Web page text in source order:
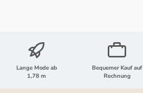
Lange Mode ab
1,78 m
Bequemer Kauf auf
Rechnung